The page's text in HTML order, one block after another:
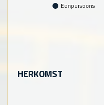
Eenpersoons
HERKOMST